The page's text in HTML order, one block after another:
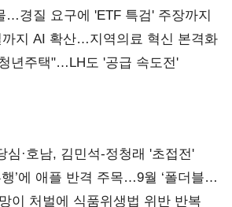
…경질 요구에 'ETF 특검' 주장까지
까지 AI 확산…지역의료 혁신 본격화
년주택"…LH도 '공급 속도전'
·호남, 김민석-정청래 '초접전'
’에 애플 반격 주목…9월 ‘폴더블
이 처벌에 식품위생법 위반 반복